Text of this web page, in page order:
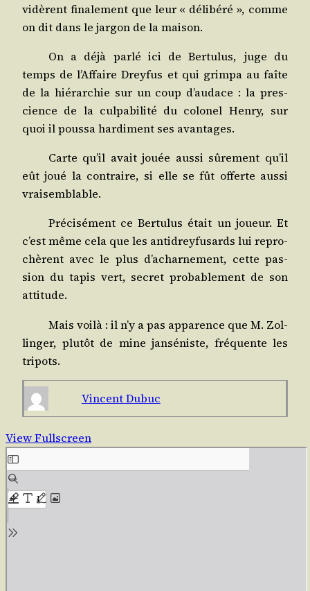
vidèrent fina­le­ment que leur « déli­bé­ré », comme
on dit dans le jar­gon de la maison.
On a déjà par­lé ici de Ber­tu­lus, juge du
temps de l’Af­faire Drey­fus et qui grim­pa au faîte
de la hié­rar­chie sur un coup d’au­dace : la pres­
cience de la culpa­bi­li­té du colo­nel Hen­ry, sur
quoi il pous­sa har­di­ment ses avantages.
Carte qu’il avait jouée aus­si sûre­ment qu’il
eût joué la contraire, si elle se fût offerte aus­si
vraisemblable.
Pré­ci­sé­ment ce Ber­tu­lus était un joueur. Et
c’est même cela que les anti­drey­fu­sards lui repro­
chèrent avec le plus d’a­char­ne­ment, cette pas­
sion du tapis vert, secret pro­ba­ble­ment de son
attitude.
Mais voi­là : il n’y a pas appa­rence que M. Zol­
lin­ger, plu­tôt de mine jan­sé­niste, fré­quente les
tripots.
Vincent Dubuc
View Fullscreen